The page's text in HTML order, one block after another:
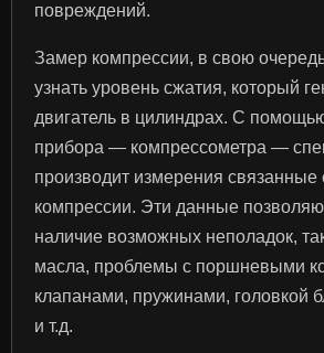
повреждений.
Замер компрессии, в свою
узнать уровень сжатия, который
двигатель в цилиндрах. С
прибора — компрессометра —
производит измерения связанные
компрессии. Эти данные
наличие возможных неполадок,
масла, проблемы с поршневыми
клапанами, пружинами, головкой
и т.д.